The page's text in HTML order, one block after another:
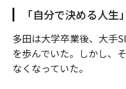
「自分で決める人生
多田は大学卒業後、大手
を歩んでいた。しかし、
なくなっていた。